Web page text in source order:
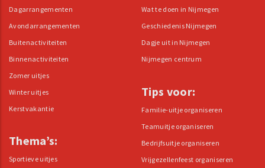
Dagarrangementen
Avondarrangementen
Buitenactiviteiten
Binnenactiviteiten
Zomer uitjes
Winter uitjes
Kerstvakantie
Thema’s:
Sportieve uitjes
Wat te doen in Nijmegen
Geschiedenis Nijmegen
Dagje uit in Nijmegen
Nijmegen centrum
Tips voor:
Familie-uitje organiseren
Teamuitje organiseren
Bedrijfsuitje organiseren
Vrijgezellenfeest organiseren